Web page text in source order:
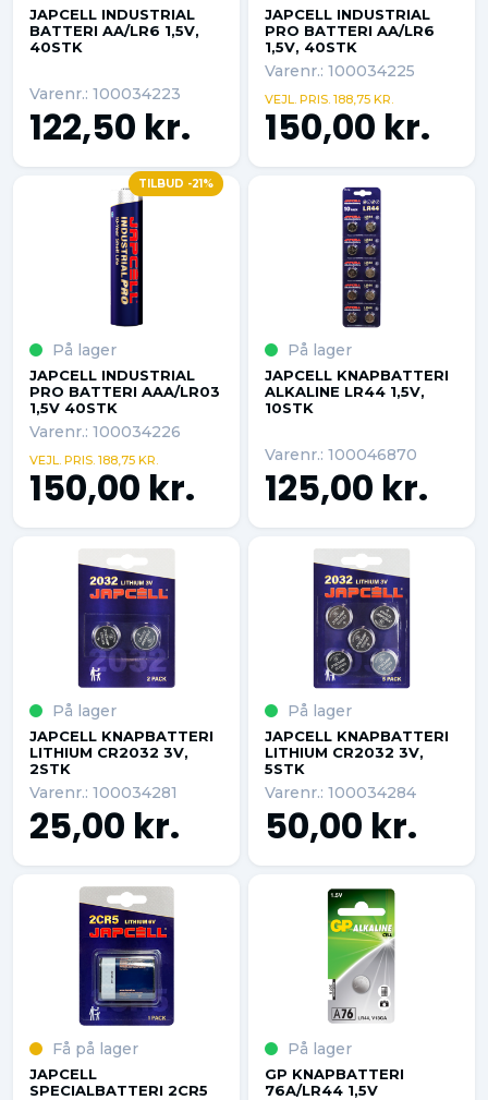
JAPCELL INDUSTRIAL
BATTERI AA/LR6 1,5V,
40STK
Varenr.: 100034223
122,50 kr.
JAPCELL INDUSTRIAL
PRO BATTERI AA/LR6
1,5V, 40STK
Varenr.: 100034225
VEJL. PRIS. 188,75 KR.
150,00 kr.
TILBUD -21%
På lager
JAPCELL INDUSTRIAL
PRO BATTERI AAA/LR03
1,5V 40STK
Varenr.: 100034226
VEJL. PRIS. 188,75 KR.
150,00 kr.
På lager
JAPCELL KNAPBATTERI
ALKALINE LR44 1,5V,
10STK
Varenr.: 100046870
125,00 kr.
På lager
JAPCELL KNAPBATTERI
LITHIUM CR2032 3V,
2STK
Varenr.: 100034281
25,00 kr.
På lager
JAPCELL KNAPBATTERI
LITHIUM CR2032 3V,
5STK
Varenr.: 100034284
50,00 kr.
Få på lager
JAPCELL
SPECIALBATTERI 2CR5
På lager
GP KNAPBATTERI
76A/LR44 1,5V